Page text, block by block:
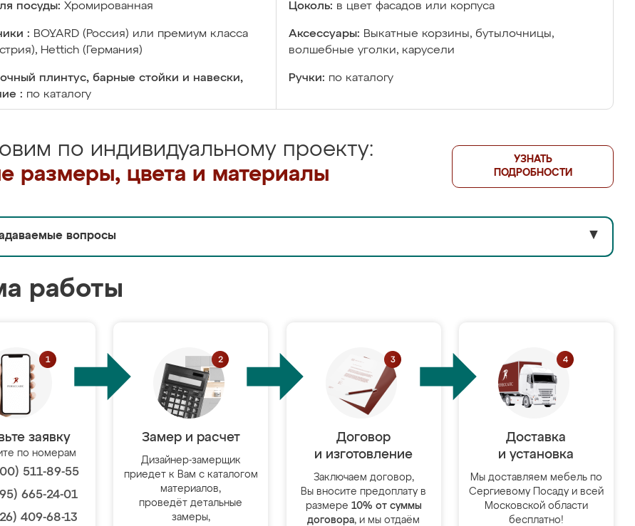
посуды: Хромированная Цоколь: в цвет фасадов или корпуса
: BOYARD (Россия) или премиум класса
Hettich (Германия)
Аксессуары: Выкатные корзины, бутылочницы,
волшебные уголки, карусели
плинтус, барные стойки и навески,
: по каталогу
Ручки: по каталогу
по индивидуальному проекту:
размеры, цвета и материалы
УЗНАТЬ
ПОДРОБНОСТИ
вопросы ▼
работы
заявку
по номерам
511-89-55
665-24-01
409-68-13
Замер и расчет
Дизайнер-замерщик
приедет к Вам с каталогом
материалов,
проведёт детальные
замеры,
Договор
и изготовление
Заключаем договор,
Вы вносите предоплату в
размере 10% от суммы
договора, и мы отдаём
Доставка
и установка
Мы доставляем мебель по
Сергиевому Посаду и всей
Московской области
бесплатно!